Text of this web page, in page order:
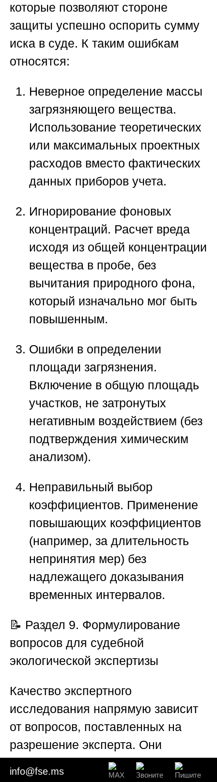
которые позволяют стороне
защиты успешно оспорить сумму
иска в суде. К таким ошибкам
относятся:
Неверное определение массы
загрязняющего вещества.
Использование теоретических
или максимальных проектных
расходов вместо фактических
данных приборов учета.
Игнорирование фоновых
концентраций. Расчет вреда
исходя из общей концентрации
вещества в пробе, без
вычитания природного фона,
который изначально мог быть
повышенным.
Ошибки в определении
площади загрязнения.
Включение в общую площадь
участков, не затронутых
негативным воздействием (без
подтверждения химическим
анализом).
Неправильный выбор
коэффициентов. Применение
повышающих коэффициентов
(например, за длительность
непринятия мер) без
надлежащего доказывания
временных интервалов.
📝 Раздел 9. Формулирование
вопросов для судебной
экологической экспертизы
Качество экспертного
исследования напрямую зависит
от вопросов, поставленных на
разрешение эксперта. Они
должны быть сформулированы
info@fse.ms